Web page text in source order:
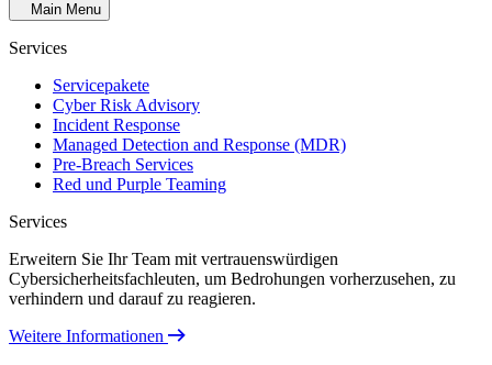
Main Menu
Services
Servicepakete
Cyber Risk Advisory
Incident Response
Managed Detection and Response (MDR)
Pre-Breach Services
Red und Purple Teaming
Services
Erweitern Sie Ihr Team mit vertrauenswürdigen
Cybersicherheitsfachleuten, um Bedrohungen vorherzusehen, zu
verhindern und darauf zu reagieren.
Weitere Informationen